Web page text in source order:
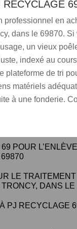
professionnel en
dans le 69870. Si
un vieux
indexé au
plateforme de tri
matériels
à une fonderie.
POUR
LE
DANS LE
PJ RECYCLAGE